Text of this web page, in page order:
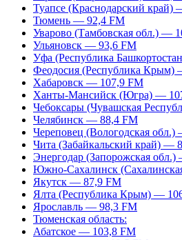
Туапсе (Краснодарский край)
Тюмень — 92,4 FM
Уварово (Тамбовская обл.) —
Ульяновск — 93,6 FM
Уфа (Республика
Феодосия (Республика Крым)
Хабаровск — 107,9 FM
Ханты-Мансийск (Югра) —
Чебоксары (Чувашская
Челябинск — 88,4 FM
Череповец (Вологодская
Чита (Забайкальский край) —
Энергодар (Запорожская обл.)
Южно-Сахалинск
Якутск — 87,9 FM
Ялта (Республика Крым) —
Ярославль — 98,3 FM
Тюменская область:
Абатское — 103,8 FM